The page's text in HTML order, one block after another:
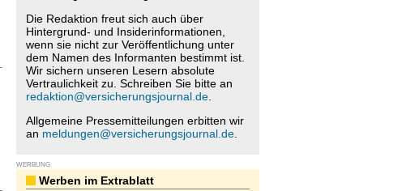
Die Redaktion freut sich auch über
Hintergrund- und Insiderinformationen,
wenn sie nicht zur Veröffentlichung unter
dem Namen des Informanten bestimmt ist.
Wir sichern unseren Lesern absolute
Vertraulichkeit zu. Schreiben Sie bitte an
redaktion@versicherungsjournal.de.
Allgemeine Pressemitteilungen erbitten wir
an meldungen@versicherungsjournal.de.
WERBUNG
Werben im Extrablatt